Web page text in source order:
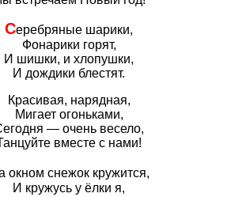
Серебряные шарики,
Фонарики горят,
И шишки, и хлопушки,
И дождики блестят.
Красивая, нарядная,
Мигает огоньками,
— очень весело,
вместе с нами!
окном снежок кружится,
И кружусь у ёлки я,